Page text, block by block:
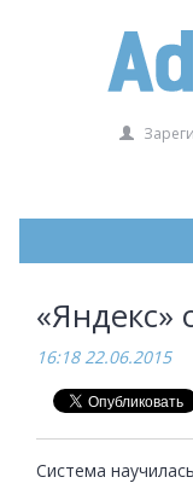
«Яндекс»
16:18 22.06.2015
Система